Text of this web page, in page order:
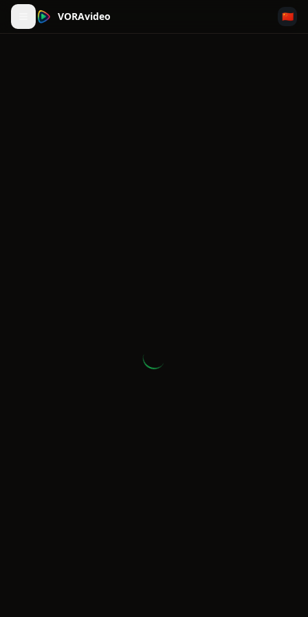
VORAvideo 🇨🇳